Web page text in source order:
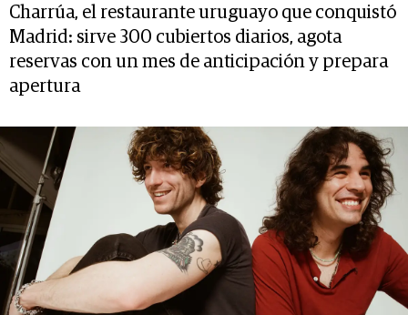
Charrúa, el restaurante uruguayo que conquistó
Madrid: sirve 300 cubiertos diarios, agota
reservas con un mes de anticipación y prepara
apertura